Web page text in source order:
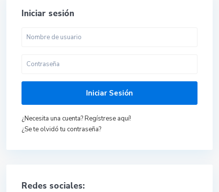
Iniciar sesión
Iniciar Sesión
¿Necesita una cuenta? Regístrese aquí!
¿Se te olvidó tu contraseña?
Redes sociales: